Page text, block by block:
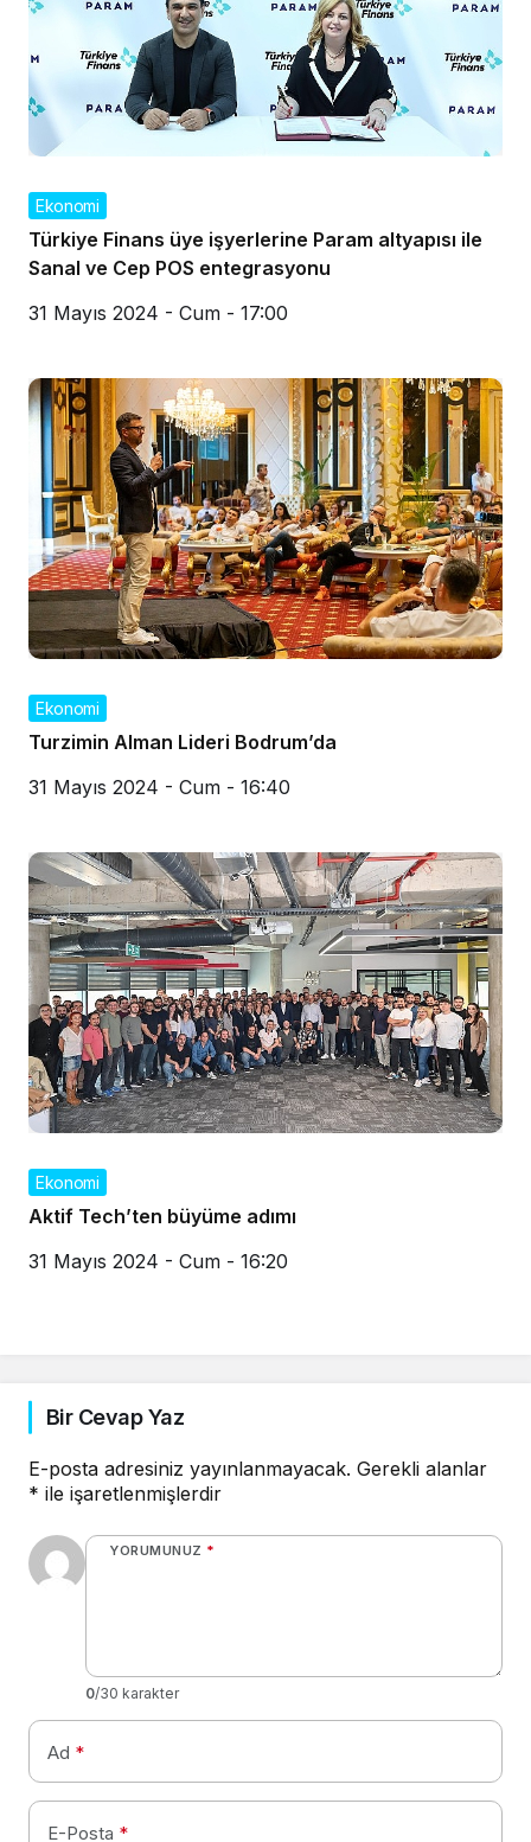
Ekonomi
Türkiye Finans üye işyerlerine Param altyapısı ile
Sanal ve Cep POS entegrasyonu
31 Mayıs 2024 - Cum - 17:00
Ekonomi
Turzimin Alman Lideri Bodrum’da
31 Mayıs 2024 - Cum - 16:40
Ekonomi
Aktif Tech’ten büyüme adımı
31 Mayıs 2024 - Cum - 16:20
Bir Cevap Yaz
E-posta adresiniz yayınlanmayacak. Gerekli alanlar
* ile işaretlenmişlerdir
YORUMUNUZ *
0/30 karakter
Ad *
E-Posta *